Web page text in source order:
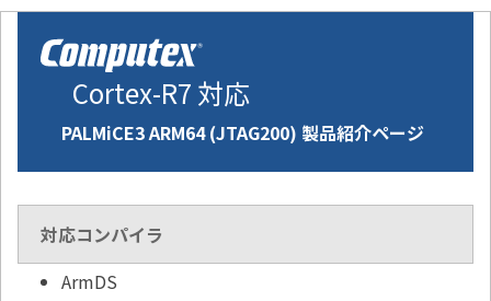
Cortex-R7 対応
PALMiCE3 ARM64 (JTAG200) 製品紹介ページ
対応コンパイラ
ArmDS